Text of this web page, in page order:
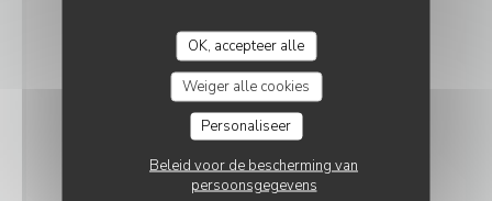
OK, accepteer alle
Weiger alle cookies
Personaliseer
Beleid voor de bescherming van
persoonsgegevens